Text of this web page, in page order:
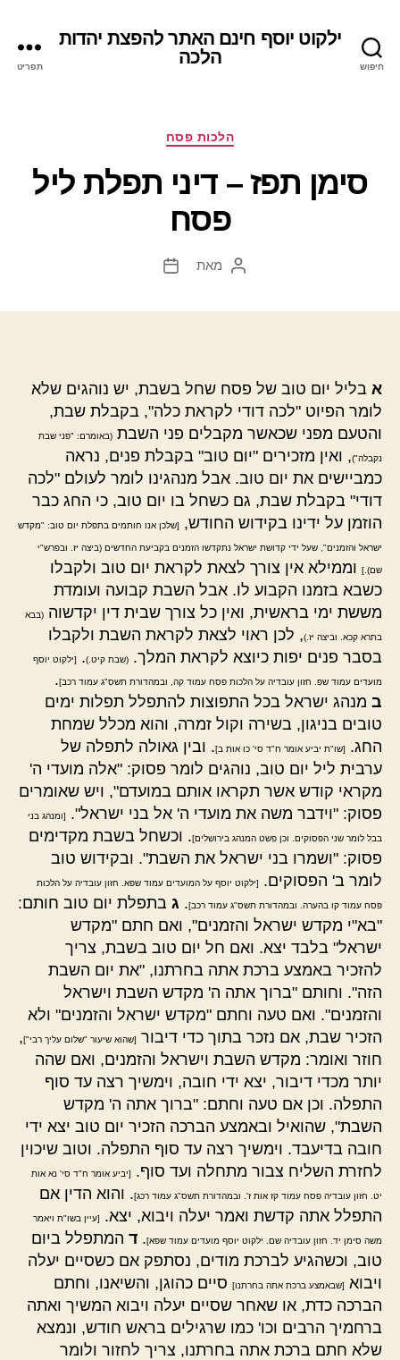
חיפוש
ילקוט יוסף חינם האתר להפצת יהדות
הלכה
תפריט
קטגוריות
הלכות פסח
סימן תפז – דיני תפלת ליל
פסח
המחבר
מאת
תאריך
א בליל יום טוב של פסח שחל בשבת, יש נוהגים שלא
לומר הפיוט "לכה דודי לקראת כלה", בקבלת שבת,
והטעם מפני שכאשר מקבלים פני השבת (באומרם: "פני שבת
נקבלה"), ואין מזכירים "יום טוב" בקבלת פנים, נראה
כמביישים את יום טוב. אבל מנהגינו לומר לעולם "לכה
דודי" בקבלת שבת, גם כשחל בו יום טוב, כי החג כבר
הוזמן על ידינו בקידוש החודש,
[שלכן אנו חותמים בתפלת יום טוב: "מקדש
ישראל והזמנים", שעל ידי קדושת ישראל נתקדשו הזמנים בקביעת החדשים (ביצה יז. ובפרש"י
שם).] וממילא אין צורך לצאת לקראת יום טוב ולקבלו
כשבא בזמנו הקבוע לו. אבל השבת קבועה ועומדת
מששת ימי בראשית, ואין כל צורך שבית דין יקדשוה (בבא
בתרא קכא. וביצה יז.), לכן ראוי לצאת לקראת השבת ולקבלו
בסבר פנים יפות כיוצא לקראת המלך. (שבת קיט.). [ילקוט יוסף
מועדים עמוד שפ. חזון עובדיה על הלכות פסח עמוד קה, ובמהדורת תשס"ג עמוד רכב].
ב מנהג ישראל בכל התפוצות להתפלל תפלות ימים
טובים בניגון, בשירה וקול זמרה, והוא מכלל שמחת
החג.
[שו"ת יביע אומר ח"ד סי' כו אות ב]. ובין גאולה לתפלה של
ערבית ליל יום טוב, נוהגים לומר פסוק: "אלה מועדי ה'
מקראי קודש אשר תקראו אותם במועדם", ויש שאומרים
פסוק: "וידבר משה את מועדי ה' אל בני ישראל".
[ומנהג בני
בבל לומר שני הפסוקים. וכן פשט המנהג בירושלים]. וכשחל בשבת מקדימים
פסוק: "ושמרו בני ישראל את השבת". ובקידוש טוב
לומר ב' הפסוקים.
[ילקוט יוסף על המועדים עמוד שפא. חזון עובדיה על הלכות
פסח עמוד קו בהערה. ובמהדורת תשס"ג עמוד רכב]. ג בתפלת יום טוב חותם:
"בא"י מקדש ישראל והזמנים", ואם חתם "מקדש
ישראל" בלבד יצא. ואם חל יום טוב בשבת, צריך
להזכיר באמצע ברכת אתה בחרתנו, "את יום השבת
הזה". וחותם "ברוך אתה ה' מקדש השבת וישראל
והזמנים". ואם טעה וחתם "מקדש ישראל והזמנים" ולא
הזכיר שבת, אם נזכר בתוך כדי דיבור [שהוא שיעור "שלום עליך רבי"],
חוזר ואומר: מקדש השבת וישראל והזמנים, ואם שהה
יותר מכדי דיבור, יצא ידי חובה, וימשיך רצה עד סוף
התפלה. וכן אם טעה וחתם: "ברוך אתה ה' מקדש
השבת", שהואיל ובאמצע הברכה הזכיר יום טוב יצא ידי
חובה בדיעבד. וימשיך רצה עד סוף התפלה. וטוב שיכוין
לחזרת השליח צבור מתחלה ועד סוף.
[יביע אומר ח"ד סי' נא אות
יט. חזון עובדיה פסח עמוד קז אות ז'. ובמהדורת תשס"ג עמוד רכג]. והוא הדין אם
התפלל אתה קדשת ואמר יעלה ויבוא, יצא.
[עיין בשו"ת ויאמר
משה סימן יד. חזון עובדיה שם. ילקוט יוסף מועדים עמוד שפא]. ד המתפלל ביום
טוב, וכשהגיע לברכת מודים, נסתפק אם כשסיים יעלה
ויבוא [שבאמצע ברכת אתה בחרתנו] סיים כהוגן, והשיאנו, וחתם
הברכה כדת, או שאחר שסיים יעלה ויבוא המשיך ואתה
ברחמיך הרבים וכו' כמו שרגילים בראש חודש, ונמצא
שלא חתם ברכת אתה בחרתנו, צריך לחזור ולומר